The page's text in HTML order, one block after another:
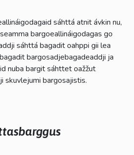
sáhttá atnit ávkin nu,
bargoeallináigodagas go
sáhttá bagadit oahppi gii lea
bargosadjebagadeaddji ja
nuba bargit sáhttet oažžut
skuvlejumi bargosajistis.